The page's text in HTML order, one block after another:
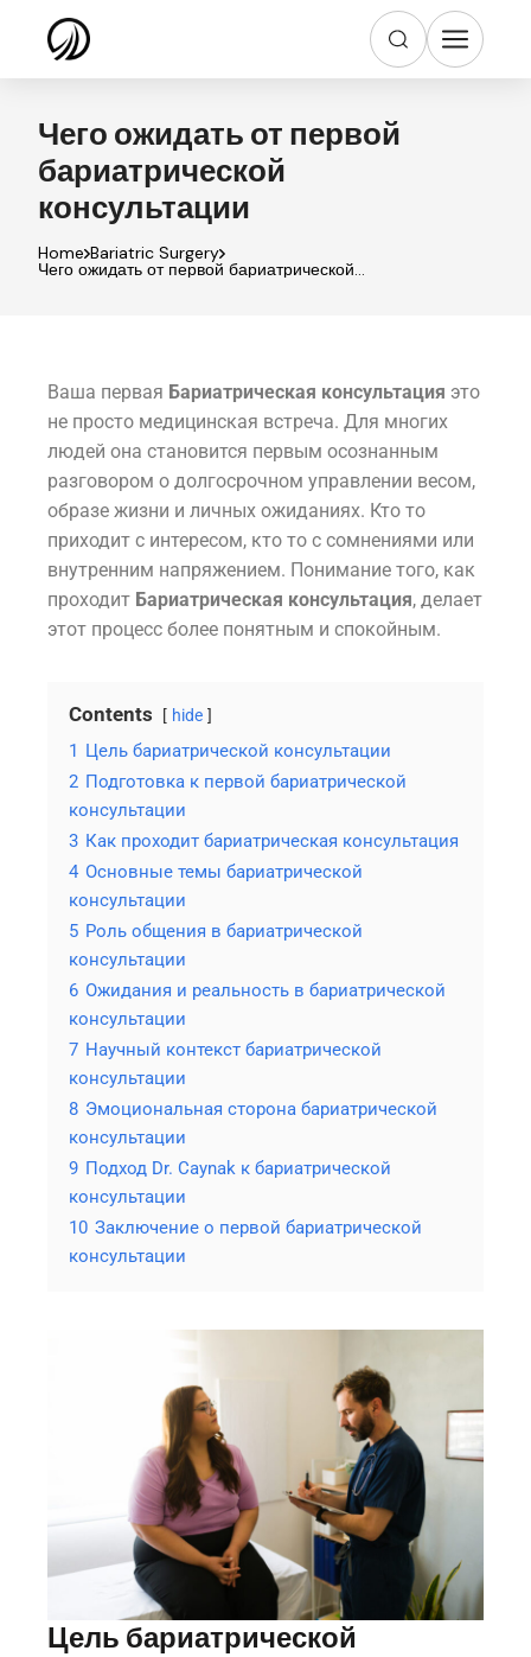
Чего ожидать от первой
бариатрической
консультации
Home Bariatric Surgery
Чего ожидать от первой бариатрической
Ваша первая Бариатрическая консультация это
не просто медицинская встреча. Для многих
людей она становится первым осознанным
разговором о долгосрочном управлении весом,
образе жизни и личных ожиданиях. Кто то
приходит с интересом, кто то с сомнениями или
внутренним напряжением. Понимание того, как
проходит Бариатрическая консультация, делает
этот процесс более понятным и спокойным.
Contents hide
1 Цель бариатрической консультации
2 Подготовка к первой бариатрической
консультации
3 Как проходит бариатрическая консультация
4 Основные темы бариатрической
консультации
5 Роль общения в бариатрической
консультации
6 Ожидания и реальность в бариатрической
консультации
7 Научный контекст бариатрической
консультации
8 Эмоциональная сторона бариатрической
консультации
9 Подход Dr. Caynak к бариатрической
консультации
10 Заключение о первой бариатрической
консультации
Цель бариатрической